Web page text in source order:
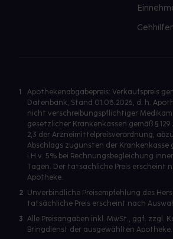
1
Apothekenabgabepreis: Verkaufspreis
Datenbank, Stand 01.08.2026, d. h.
nicht verschreibungspflichtiger
gesetzlicher Krankenkassen gemäß § 129
2,3 der Arzneimittelpreisverordnung,
Abschlags zugunsten der Krankenkasse
i.H.v. 5% bei Rechnungsbegleichung
Tagen. Der tatsächliche Preis erscheint
Apotheke.
2 Unverbindliche Preisempfehlung des
tatsächliche Preis erscheint nach
3 Alle Preisangaben inkl. MwSt., ggf. zzgl.
Bringdienst der ausgewählten Apotheke.